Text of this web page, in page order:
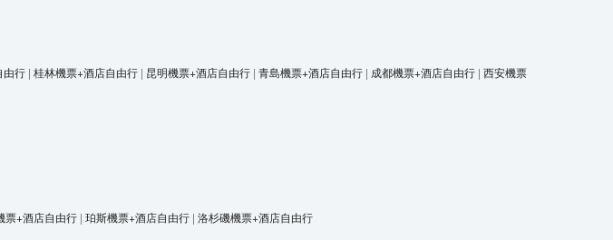
由行 | 桂林機票+酒店自由行 | 昆明機票+酒店自由行 | 青島機票+酒店自由行 | 成都機票+酒店自由行 | 西安機票
票+酒店自由行 | 珀斯機票+酒店自由行 | 洛杉磯機票+酒店自由行